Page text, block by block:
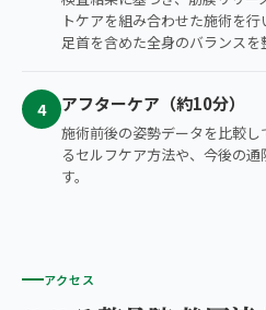
トケアを組み合わせた施術を
足首を含めた全身のバランスを
4 アフターケア（約10分）
施術前後の姿勢データを比較
るセルフケア方法や、今後の
す。
アクセス